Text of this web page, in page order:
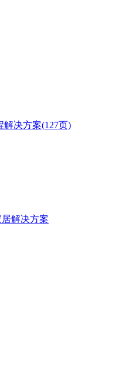
决方案(127页)
解决方案